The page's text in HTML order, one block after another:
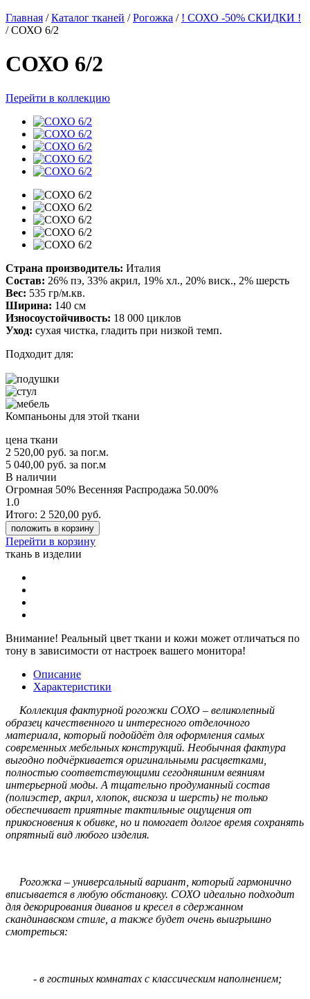
Главная / Каталог тканей / Рогожка / ! СОХО -50% СКИДКИ !
/ СОХО 6/2
СОХО 6/2
Перейти в коллекцию
Страна производитель: Италия
Состав: 26% пэ, 33% акрил, 19% хл., 20% виск., 2% шерсть
Вес: 535 гр/м.кв.
Ширина: 140 см
Износоустойчивость: 18 000 циклов
Уход: сухая чистка, гладить при низкой темп.
Подходит для:
Компаньоны для этой ткани
цена ткани
2 520,00 руб. за пог.м.
5 040,00 руб. за пог.м
В наличии
Огромная 50% Весенняя Распродажа 50.00%
1.0
Итого: 2 520,00 руб.
положить в корзину
Перейти в корзину
ткань в изделии
Внимание! Реальный цвет ткани и кожи может отличаться по
тону в зависимости от настроек вашего монитора!
Описание
Характеристики
Коллекция фактурной рогожки СОХО – великолепный
образец качественного и интересного отделочного
материала, который подойдёт для оформления самых
современных мебельных конструкций. Необычная фактура
выгодно подчёркивается оригинальными расцветками,
полностью соответствующими сегодняшним веяниям
интерьерной моды. А тщательно продуманный состав
(полиэстер, акрил, хлопок, вискоза и шерсть) не только
обеспечивает приятные тактильные ощущения от
прикосновения к обивке, но и помогает долгое время сохранять
опрятный вид любого изделия.
Рогожка – универсальный вариант, который гармонично
вписывается в любую обстановку. СОХО идеально подходит
для декорирования диванов и кресел в сдержанном
скандинавском стиле, а также будет очень выигрышно
смотреться:
- в гостиных комнатах с классическим наполнением;